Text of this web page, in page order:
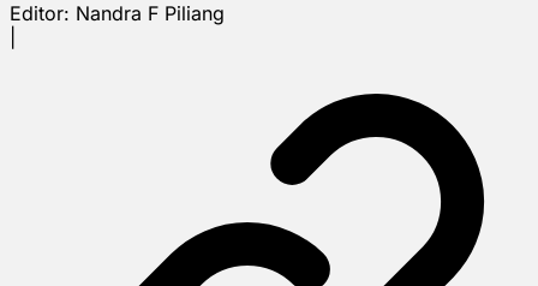
Editor: Nandra F Piliang